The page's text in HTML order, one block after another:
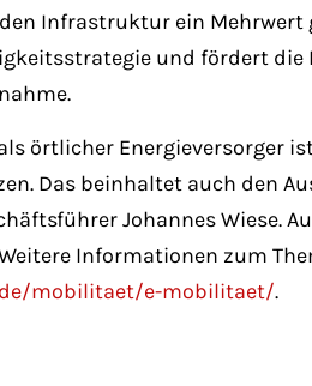
Infrastruktur ein Mehrwert
und fördert die
örtlicher Energieversorger
Das beinhaltet auch den
Johannes Wiese.
Informationen zum
mobilitaet/e-mobilitaet/.